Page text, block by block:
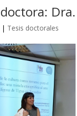
| Tesis doctorales